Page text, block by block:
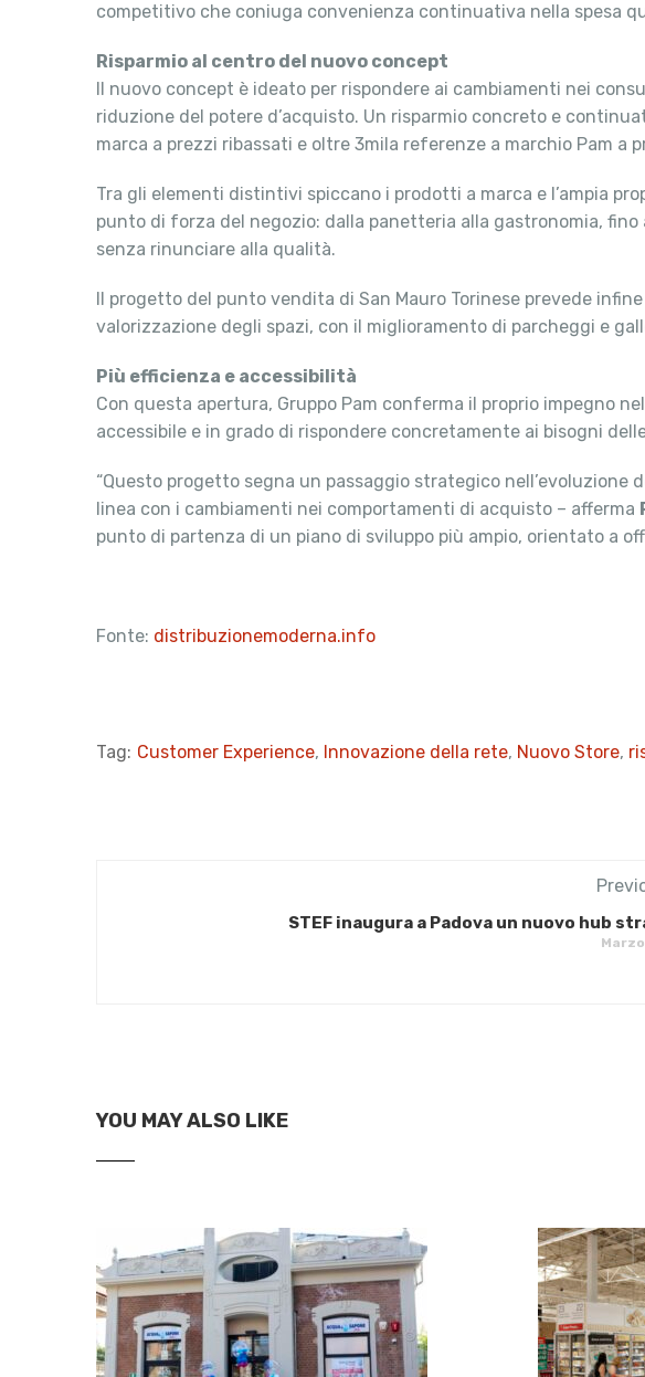
competitivo che coniuga convenienza continuativa nella spesa
Risparmio al centro del nuovo concept
Il nuovo concept è ideato per rispondere ai cambiamenti nei
riduzione del potere d’acquisto. Un risparmio concreto e
marca a prezzi ribassati e oltre 3mila referenze a marchio Pam a
Tra gli elementi distintivi spiccano i prodotti a marca e l’ampia
punto di forza del negozio: dalla panetteria alla gastronomia,
senza rinunciare alla qualità.
Il progetto del punto vendita di San Mauro Torinese prevede
valorizzazione degli spazi, con il miglioramento di parcheggi e
Più efficienza e accessibilità
Con questa apertura, Gruppo Pam conferma il proprio impegno
accessibile e in grado di rispondere concretamente ai bisogni
“Questo progetto segna un passaggio strategico
linea con i cambiamenti nei comportamenti di acquisto – afferma
punto di partenza di un piano di sviluppo più ampio, orientato a
Fonte: distribuzionemoderna.info
Tag: Customer Experience, Innovazione della rete, Nuovo Store,
STEF inaugura a Padova un nuovo hub
YOU MAY ALSO LIKE